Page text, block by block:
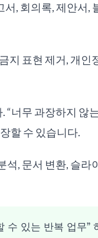
, 회의록, 제안서,
지 표현 제거, 개인
너무 과장하지 않는
할 수 있습니다.
석, 문서 변환, 슬
수 있는 반복 업무”